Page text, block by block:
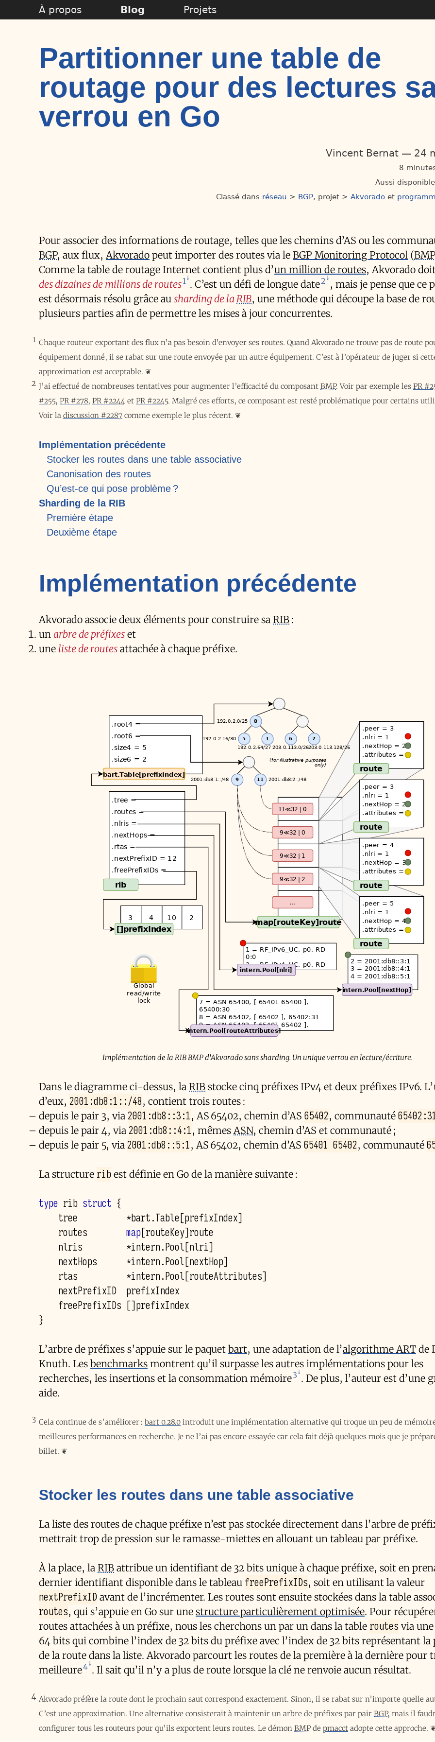
Partitionner une table de
routage pour des lectures
verrou en Go
Vincent Bernat 24
8
Aussi
Classé dans réseau > BGP projet > Akvorado
Pour associer des informations de routage, telles que les chemins d’AS ou les
BGP, aux flux,Akvorado peut importer des routes via le BGP Monitoring Protocol (
Comme la table de routage Internet contient plus d’un million de routes, Akvorado
des dizaines de millions de routes1 . C’est un défi de longue date2 , mais je pense que ce
est désormais résolu grâce au sharding de la RIB, une méthode qui découpe la base de
plusieurs parties afin de permettre les mises à jour concurrentes.
1 Chaque routeur exportant des flux n’a pas besoin d’envoyer ses routes. Quand Akvorado ne trouve pas de route
équipement donné, il se rabat sur une route envoyée par un autre équipement. C’est à l’opérateur de juger si
approximation est acceptable. ❦
2 J’ai effectué de nombreuses tentatives pour augmenter l’efficacité du composant BMP. Voir par exemple les PR
#255, PR #278, PR #2244 et PR #2245. Malgré ces efforts, ce composant est resté problématique pour certains
Voir la discussion #2287 comme exemple le plus récent. ❦
Implémentation précédente
Stocker les routes dans une table associative
Canonisation des routes
Qu’est-ce qui pose problème ?
Sharding de la RIB
Première étape
Deuxième étape
Implémentation précédente
Akvorado associe deux éléments pour construire sa RIB :
un arbre de préfixes et
une liste de routes attachée à chaque préfixe.
Implémentation de la RIB BMP d'Akvorado sans sharding. Un unique verrou en lecture/écriture.
Dans le diagramme ci-dessus, la RIB stocke cinq préfixes IPv4 et deux préfixes IPv6.
d’eux, 2001:db8:1::/48, contient trois routes :
depuis le pair 3, via 2001:db8::3:1, AS 65402, chemin d’AS 65402, communauté
depuis le pair 4, via 2001:db8::4:1, mêmesASN, chemin d’AS et communauté ;
depuis le pair 5, via 2001:db8::5:1, AS 65402, chemin d’AS 65401 65402, communauté
La structure rib est définie en Go de la manière suivante :
type rib struct {
tree
*bart.Table[prefixIndex]
routes
map[routeKey]route
nlris
*intern.Pool[nlri]
nextHops
*intern.Pool[nextHop]
rtas
*intern.Pool[routeAttributes]
nextPrefixID
prefixIndex
freePrefixIDs []prefixIndex
}
L’arbre de préfixes s’appuie sur le paquet bart, une adaptation de l’algorithme ARTde
Knuth. Les benchmarks montrent qu’il surpasse les autres implémentations pour les
recherches, les insertions et la consommation mémoire3 . De plus, l’auteur est d’une
aide.
3 Cela continue de s’améliorer : bart 0.28.0 introduit une implémentation alternative qui troque un peu de
meilleures performances en recherche. Je ne l’ai pas encore essayée car cela fait déjà quelques mois que je
billet. ❦
Stocker les routes dans une table associative
La liste des routes de chaque préfixe n’est pas stockée directement dans l’arbre de
mettrait trop de pression sur le ramasse-miettes en allouant un tableau par préfixe.
À la place, la RIB attribue un identifiant de 32 bits unique à chaque préfixe, soit en
dernier identifiant disponible dans le tableau freePrefixIDs, soit en utilisant la valeur
nextPrefixID avant de l’incrémenter. Les routes sont ensuite stockées dans la table
routes, qui s’appuie en Go sur une structure particulièrement optimisée. Pour
routes attachées à un préfixe, nous les cherchons un par un dans la table routes via
64 bits qui combine l’index de 32 bits du préfixe avec l’index de 32 bits représentant
de la route dans la liste. Akvorado parcourt les routes de la première à la dernière pour
meilleure4 . Il sait qu’il n’y a plus de route lorsque la clé ne renvoie aucun résultat.
4 Akvorado préfère la route dont le prochain saut correspond exactement. Sinon, il se rabat sur n’importe quelle
C’est une approximation. Une alternative consisterait à maintenir un arbre de préfixes par pair BGP, mais il
configurer tous les routeurs pour qu’ils exportent leurs routes. Le démon BMP de pmacct adopte cette approche.
À propos Blog Projets